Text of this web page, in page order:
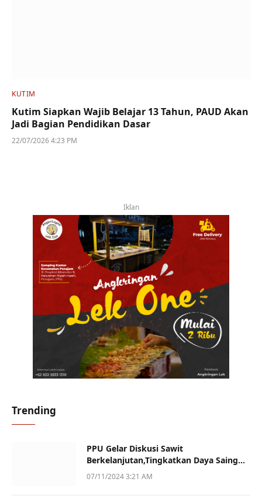
KUTIM
Kutim Siapkan Wajib Belajar 13 Tahun, PAUD Akan
Jadi Bagian Pendidikan Dasar
22/07/2026 4:23 PM
Iklan
Trending
PPU Gelar Diskusi Sawit
Berkelanjutan,Tingkatkan Daya Saing
dan Kualitas
07/11/2024 3:21 AM